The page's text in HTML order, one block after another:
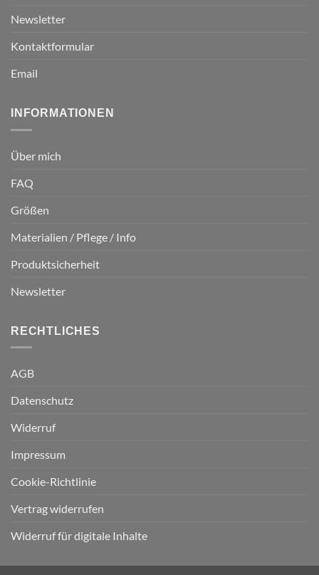
Newsletter
Kontaktformular
Email
INFORMATIONEN
Über mich
FAQ
Größen
Materialien / Pflege / Info
Produktsicherheit
Newsletter
RECHTLICHES
AGB
Datenschutz
Widerruf
Impressum
Cookie-Richtlinie
Vertrag widerrufen
Widerruf für digitale Inhalte